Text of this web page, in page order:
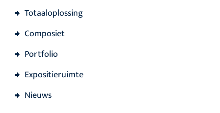
Totaaloplossing
Composiet
Portfolio
Expositieruimte
Nieuws